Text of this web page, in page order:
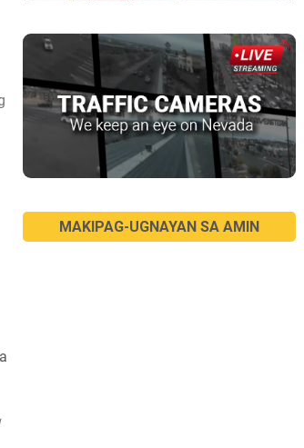
MAKIPAG-UGNAYAN SA AMIN